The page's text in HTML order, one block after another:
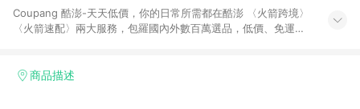
Coupang 酷澎-天天低價，你的日常所需都在酷澎 〈火箭跨境〉
〈火箭速配〉兩大服務，包羅國內外數百萬選品，低價、免運，
加入WOW會員告別湊免運，火箭速配、火箭跨境優質選品不限金
商品描述